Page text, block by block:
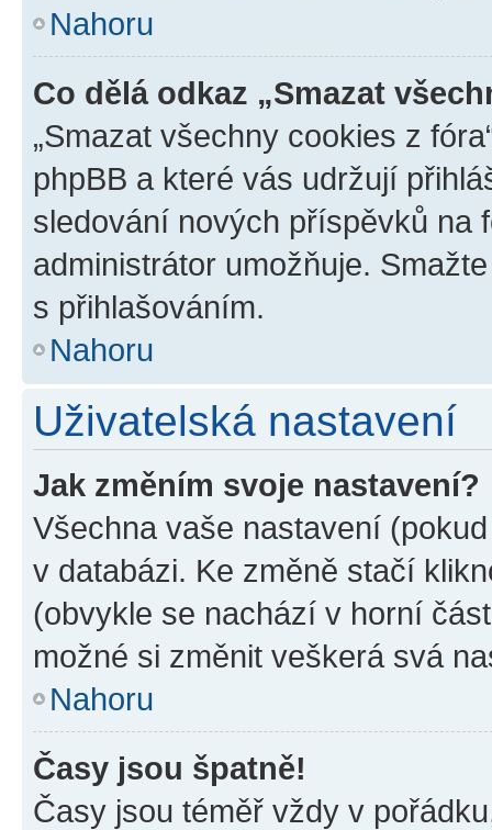
Nahoru
Co dělá odkaz „Smazat
„Smazat všechny cookies z
phpBB a které vás udržují
sledování nových příspěvků na
administrátor umožňuje.
s přihlašováním.
Nahoru
Uživatelská nastavení
Jak změním svoje nastavení?
Všechna vaše nastavení
v databázi. Ke změně stačí
(obvykle se nachází v horní
možné si změnit veškerá svá
Nahoru
Časy jsou špatně!
Časy jsou téměř vždy v